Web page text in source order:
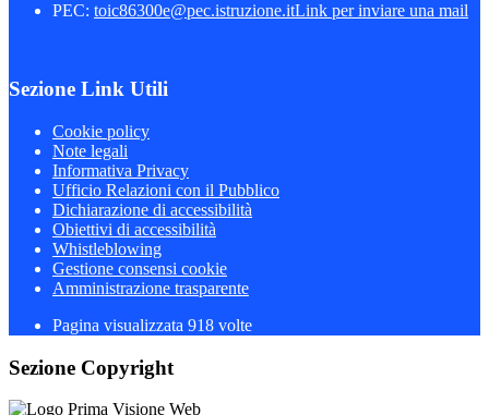
PEC: toic86300e@pec.istruzione.itLink per inviare una mail
Sezione Link Utili
Cookie policy
Note legali
Informativa Privacy
Ufficio Relazioni con il Pubblico
Dichiarazione di accessibilità
Obiettivi di accessibilità
Whistleblowing
Gestione consensi cookie
Amministrazione trasparente
Pagina visualizzata 918 volte
Sezione Copyright